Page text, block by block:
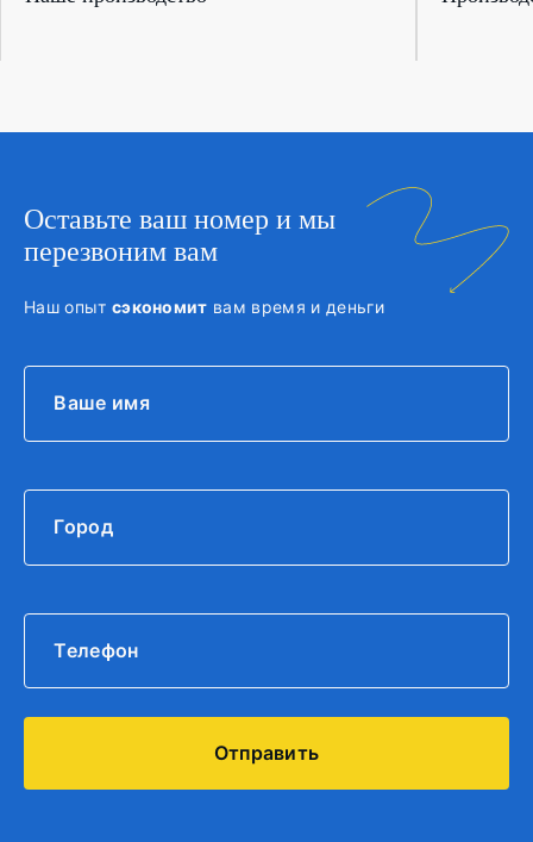
Оставьте ваш номер и мы
перезвоним вам
Наш опыт сэкономит вам время и деньги